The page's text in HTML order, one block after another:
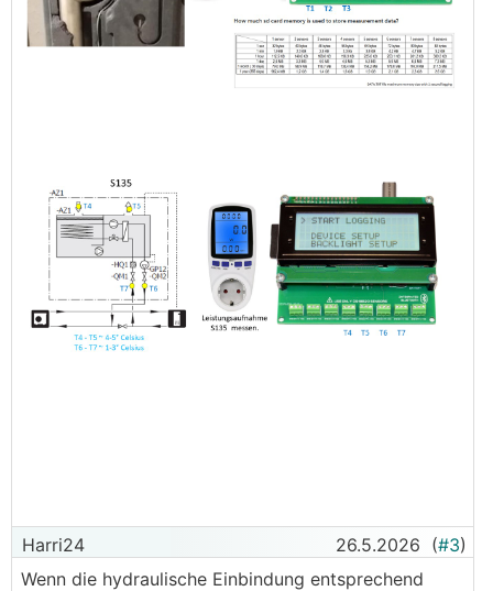
Harri24 26.5.2026 (#3)
Wenn die hydraulische Einbindung entsprechend